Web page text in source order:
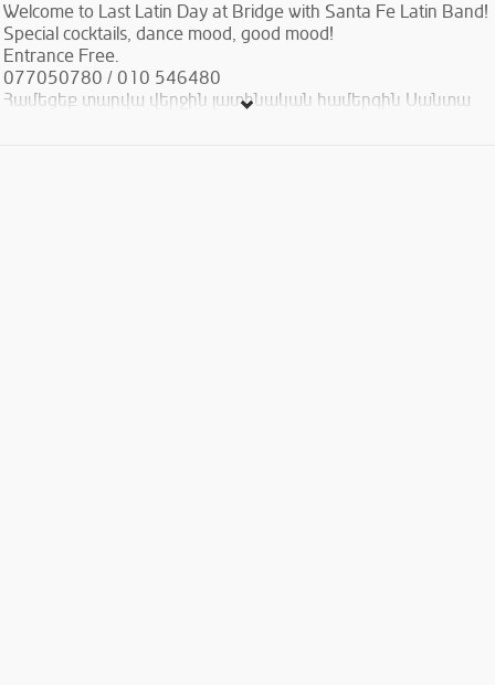
Welcome to Last Latin Day at Bridge with Santa Fe Latin Band!
Special cocktails, dance mood, good mood!
Entrance Free.
077050780 / 010 546480
Համեցեք տարվա վերջին լատինական համերգին Սանտա